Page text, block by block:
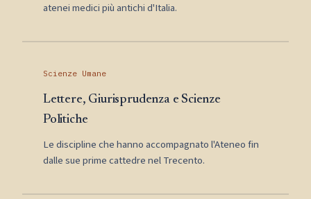
atenei medici più antichi d'Italia.
Scienze Umane
Lettere, Giurisprudenza e Scienze
Politiche
Le discipline che hanno accompagnato l'Ateneo fin
dalle sue prime cattedre nel Trecento.